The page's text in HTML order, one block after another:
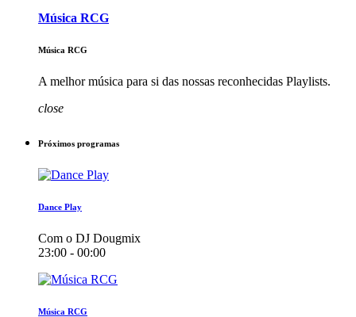
Música RCG
Música RCG
A melhor música para si das nossas reconhecidas Playlists.
close
Próximos programas
Dance Play
Com o DJ Dougmix
23:00 - 00:00
Música RCG